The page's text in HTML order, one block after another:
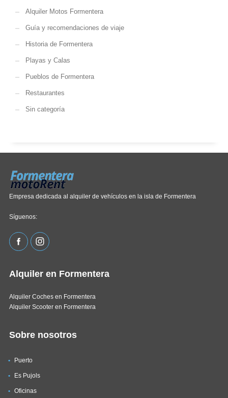
Alquiler Motos Formentera
Guía y recomendaciones de viaje
Historia de Formentera
Playas y Calas
Pueblos de Formentera
Restaurantes
Sin categoría
Empresa dedicada al alquiler de vehículos en la isla de Formentera
Síguenos:
Alquiler en Formentera
Alquiler Coches en Formentera
Alquiler Scooter en Formentera
Sobre nosotros
Puerto
Es Pujols
Oficinas